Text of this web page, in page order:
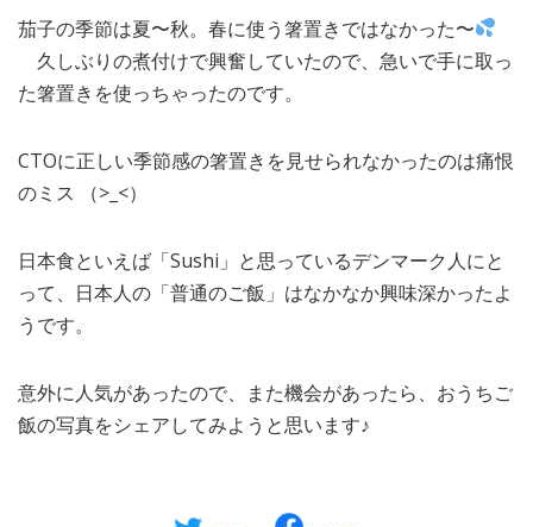
茄子の季節は夏〜秋。春に使う箸置きではなかった〜
久しぶりの煮付けで興奮していたので、急いで手に取っ
た箸置きを使っちゃったのです。
CTOに正しい季節感の箸置きを見せられなかったのは痛恨
のミス （>_<）
日本食といえば「Sushi」と思っているデンマーク人にと
って、日本人の「普通のご飯」はなかなか興味深かったよ
うです。
意外に人気があったので、また機会があったら、おうちご
飯の写真をシェアしてみようと思います♪